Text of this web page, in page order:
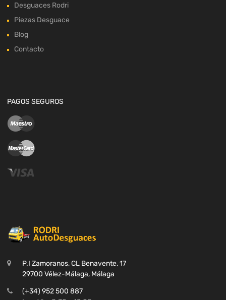
Desguaces Rodri
Piezas Desguace
Blog
Contacto
PAGOS SEGUROS
P.I Zamoranos, CL Benavente, 17
29700 Vélez-Málaga, Málaga
(+34) 952 500 887